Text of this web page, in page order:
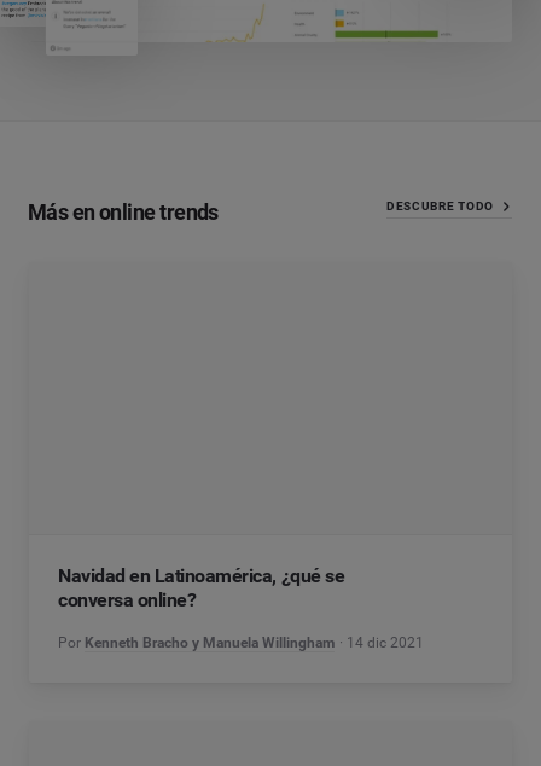
Más en online trends DESCUBRE TODO
Navidad en Latinoamérica, ¿qué se
conversa online?
Por Kenneth Bracho y Manuela Willingham 14 dic 2021